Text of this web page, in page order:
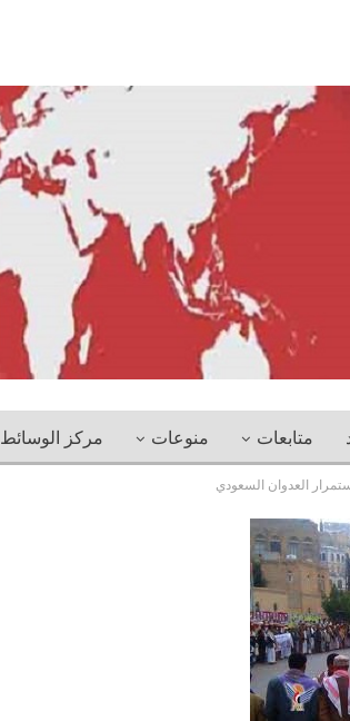
متابعات منوعات مركز الوسائط
العدوان السعودي